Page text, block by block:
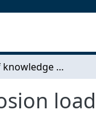
Inventory of knowledge needs, with regard to explosion loading, in a densified urban environment